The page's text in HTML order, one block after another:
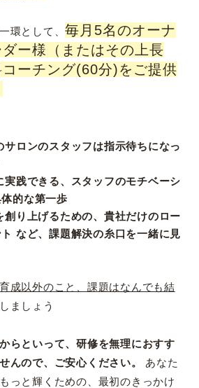
環として、毎月5名のオーナ
ー様（またはその上長
ーチング(60分)をご提供
サロンのスタッフは指示待ちになっ
実践できる、スタッフのモチベーシ
的な第一歩
創り上げるための、貴社だけのロー
ト など、課題解決の糸口を一緒に見
成以外のこと、課題はなんでも結
ましょう
らといって、研修を無理におすす
んので、ご安心ください。
あなた
っと輝くための、最初のきっかけ